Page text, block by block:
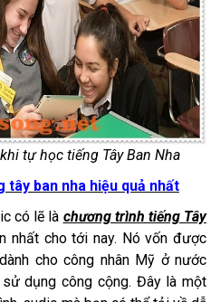
tự học tiếng Tây Ban Nha
tây ban nha hiệu quả nhất
có lẽ là chương trình tiếng Tây
nhất cho tới nay. Nó vốn được
cho công nhân Mỹ ở nước
dụng công cộng. Đây là một